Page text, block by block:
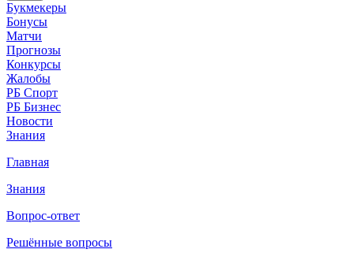
Букмекеры
Бонусы
Матчи
Прогнозы
Конкурсы
Жалобы
РБ Спорт
РБ Бизнес
Новости
Знания
Главная
Знания
Вопрос-ответ
Решённые вопросы